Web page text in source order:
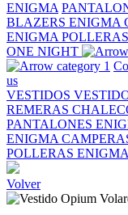
ENIGMA
BLAZERS ENIGMA
ENIGMA
ONE NIGHT
us
VESTIDOS
REMERAS
PANTALONES
ENIGMA
POLLERAS ENIGMA
Volver